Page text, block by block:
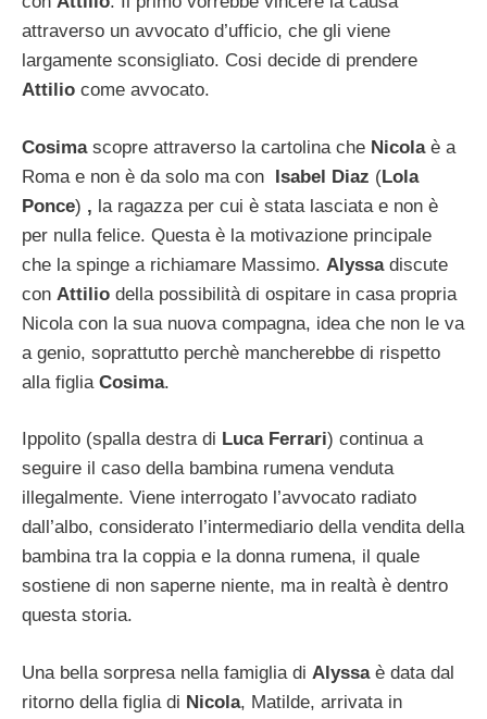
attraverso un avvocato d’ufficio, che gli viene
largamente sconsigliato. Cosi decide di prendere
Attilio come avvocato.
Cosima scopre attraverso la cartolina che Nicolaè a
Roma e non è da solo ma con Isabel Diaz (Lola
Ponce) , la ragazza per cui è stata lasciata e non è
per nulla felice. Questa è la motivazione principale
che la spinge a richiamare Massimo. Alyssadiscute
con Attilio della possibilità di ospitare in casa propria
Nicola con la sua nuova compagna, idea che non le va
a genio, soprattutto perchè mancherebbe di rispetto
alla figlia Cosima.
Ippolito (spalla destra di Luca Ferrari) continua a
seguire il caso della bambina rumena venduta
illegalmente. Viene interrogato l’avvocato radiato
dall’albo, considerato l’intermediario della vendita della
bambina tra la coppia e la donna rumena, il quale
sostiene di non saperne niente, ma in realtà è dentro
questa storia.
Una bella sorpresa nella famiglia di Alyssaè data dal
ritorno della figlia di Nicola, Matilde, arrivata in